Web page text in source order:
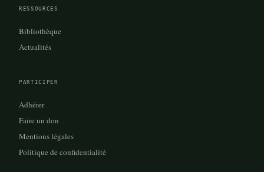
RESSOURCES
Bibliothèque
Actualités
PARTICIPER
Adhérer
Faire un don
Mentions légales
Politique de confidentialité